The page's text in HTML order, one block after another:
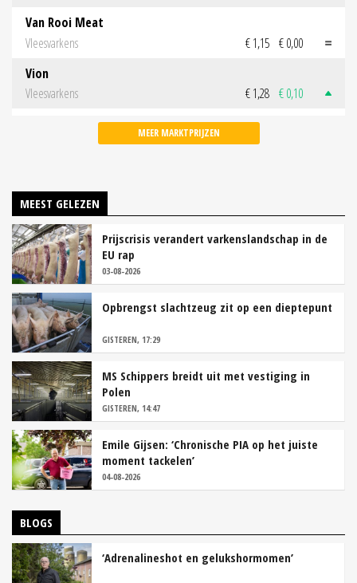
Van Rooi Meat
Vleesvarkens
€ 1,15 € 0,00
Vion
Vleesvarkens
€ 1,28 € 0,10
MEER MARKTPRIJZEN
MEEST GELEZEN
Prijscrisis verandert varkenslandschap in de
EU rap
03-08-2026
Opbrengst slachtzeug zit op een dieptepunt
GISTEREN, 17:29
MS Schippers breidt uit met vestiging in
Polen
GISTEREN, 14:47
Emile Gijsen: ‘Chronische PIA op het juiste
moment tackelen’
04-08-2026
BLOGS
‘Adrenalineshot en gelukshormomen’